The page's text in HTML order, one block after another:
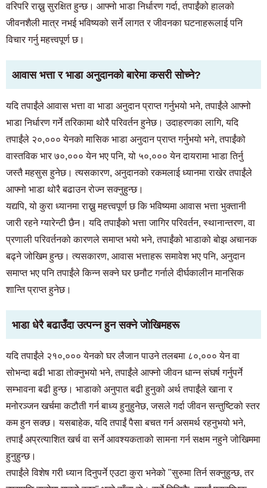
वरिपरि राख्नु सुरक्षित हुन्छ। आफ्नो भाडा निर्धारण गर्दा, तपाईंको हालको
जीवनशैली मात्र नभई भविष्यको सर्ने लागत र जीवनका घटनाहरूलाई पनि
विचार गर्नु महत्त्वपूर्ण छ।
आवास भत्ता र भाडा अनुदानको बारेमा कसरी सोच्ने?
यदि तपाईंले आवास भत्ता वा भाडा अनुदान प्राप्त गर्नुभयो भने, तपाईंले आफ्नो
भाडा निर्धारण गर्ने तरिकामा थोरै परिवर्तन हुनेछ। उदाहरणका लागि, यदि
तपाईंले २०,००० येनको मासिक भाडा अनुदान प्राप्त गर्नुभयो भने, तपाईंको
वास्तविक भार ७०,००० येन भए पनि, यो ५०,००० येन दायरामा भाडा तिर्नु
जस्तै महसुस हुनेछ। त्यसकारण, अनुदानको रकमलाई ध्यानमा राखेर तपाईंले
आफ्नो भाडा थोरै बढाउन रोज्न सक्नुहुन्छ।
यद्यपि, यो कुरा ध्यानमा राख्नु महत्त्वपूर्ण छ कि भविष्यमा आवास भत्ता भुक्तानी
जारी रहने ग्यारेन्टी छैन। यदि तपाईंको भत्ता जागिर परिवर्तन, स्थानान्तरण, वा
प्रणाली परिवर्तनको कारणले समाप्त भयो भने, तपाईंको भाडाको बोझ अचानक
बढ्ने जोखिम हुन्छ। त्यसकारण, आवास भत्ताहरू समावेश भए पनि, अनुदान
समाप्त भए पनि तपाईंले किन्न सक्ने घर छनौट गर्नाले दीर्घकालीन मानसिक
शान्ति प्राप्त हुनेछ।
भाडा धेरै बढाउँदा उत्पन्न हुन सक्ने जोखिमहरू
यदि तपाईंले २१०,००० येनको घर लैजान पाउने तलबमा ८०,००० येन वा
सोभन्दा बढी भाडा तोक्नुभयो भने, तपाईंले आफ्नो जीवन धान्न संघर्ष गर्नुपर्ने
सम्भावना बढी हुन्छ। भाडाको अनुपात बढी हुनुको अर्थ तपाईंले खाना र
मनोरञ्जन खर्चमा कटौती गर्न बाध्य हुनुहुनेछ, जसले गर्दा जीवन सन्तुष्टिको स्तर
कम हुन सक्छ। यसबाहेक, यदि तपाईं पैसा बचत गर्न असमर्थ रहनुभयो भने,
तपाईं अप्रत्याशित खर्च वा सर्ने आवश्यकताको सामना गर्न सक्षम नहुने जोखिममा
हुनुहुन्छ।
तपाईंले विशेष गरी ध्यान दिनुपर्ने एउटा कुरा भनेको "सुरुमा तिर्न सक्नुहुन्छ, तर